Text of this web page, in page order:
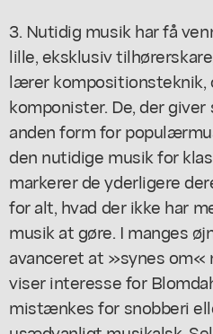
3. Nutidig musik har få
lille, eksklusiv
lærer kompositionsteknik,
komponister. De, der
anden form for
den nutidige musik for
markerer de yderligere
for alt, hvad der ikke har
musik at gøre. I manges
avanceret at »synes om«
viser interesse for
mistænkes for snobberi